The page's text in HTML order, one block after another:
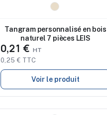
Tangram personnalisé en bois
naturel 7 pièces LEIS
0,21 €
0,25 € TTC
Voir le produit